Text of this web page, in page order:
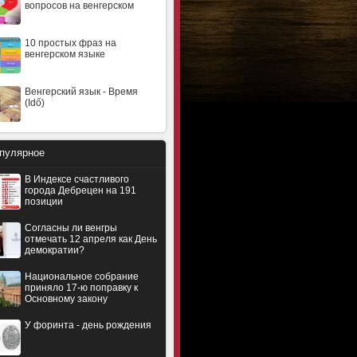
вопросов на венгерском
10 простых фраз на
венгерском языке
Венгерский язык - Время
(Idő)
В Индексе счастливого
города Дебрецен на 191
позиции
Согласны ли венгры
отмечать 12 апреля как День
демократии?
Национальное собрание
приняло 17-ю поправку к
Основному закону
У форинта - день рождения